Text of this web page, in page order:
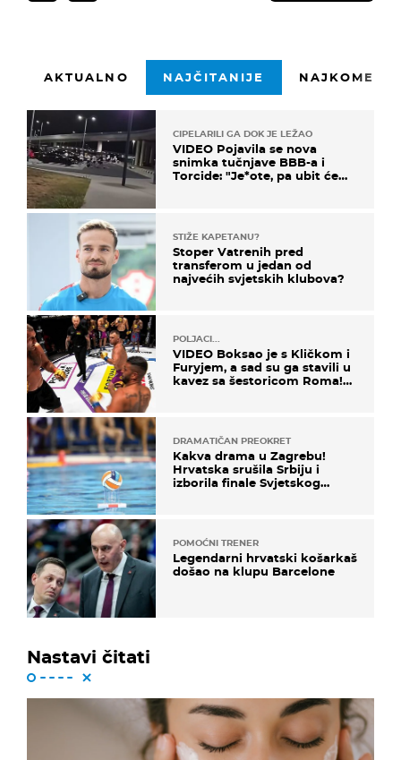
AKTUALNO NAJČITANIJE
CIPELARILI GA DOK JE LEŽAO
VIDEO Pojavila se nova
snimka tučnjave BBB-a i
Torcide: "Je*ote, pa ubit će
STIŽE KAPETANU?
Stoper Vatrenih pred
transferom u jedan od
najvećih svjetskih klubova?
POLJACI...
VIDEO Boksao je s Kličkom i
Furyjem, a sad su ga stavili u
kavez sa šestoricom Roma!
DRAMATIČAN PREOKRET
Kakva drama u Zagrebu!
Hrvatska srušila Srbiju i
izborila finale Svjetskog
POMOĆNI TRENER
Legendarni hrvatski košarkaš
došao na klupu Barcelone
Nastavi čitati